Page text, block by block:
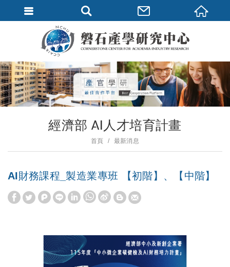
經濟部 AI人才培育計畫
首頁 最新消息
AI財務課程_製造業專班 【初階】、【中階】
a
t
a